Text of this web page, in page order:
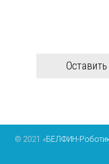
© 2021 «БЕЛФИН-